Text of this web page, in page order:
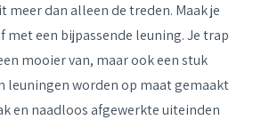
meer dan alleen de treden. Maak je
een bijpassende leuning. Je trap
mooier van, maar ook een stuk
leuningen worden op maat gemaakt
en naadloos afgewerkte uiteinden